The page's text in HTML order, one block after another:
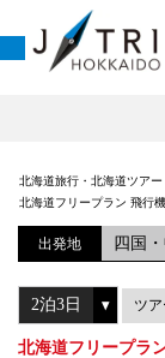
北海道旅行・北海道ツアー
北海道フリープラン 飛行
出発地 四国
ツ
北海道フリープラ